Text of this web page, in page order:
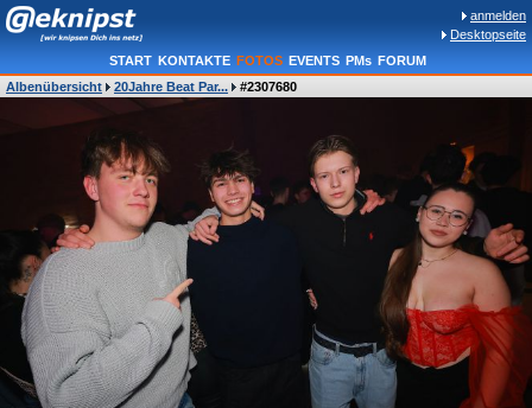
anmelden
Desktopseite
START KONTAKTE FOTOS EVENTS PMs FORUM
Albenübersicht
20Jahre Beat Par... #2307680